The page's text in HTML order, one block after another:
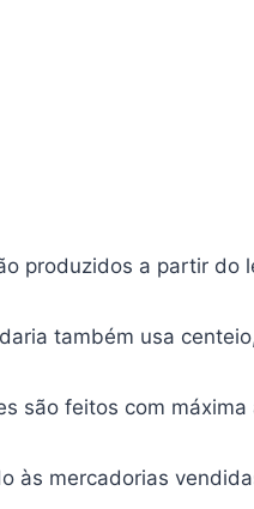
produzidos a partir
também usa
são feitos com
às mercadorias